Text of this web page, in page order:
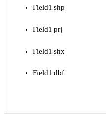
Field1.shp
Field1.prj
Field1.shx
Field1.dbf